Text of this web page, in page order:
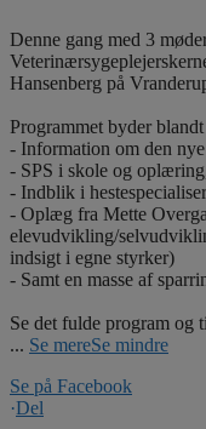
Denne gang med 3
Hansenberg på
Programmet byder blandt
- Information om den
- SPS i skole og
- Indblik i
- Oplæg fra Mette
elevudvikling/
indsigt i egne styrker)
- Samt en masse af
Se det fulde program og
... Se mereSe mindre
Se på Facebook
·Del